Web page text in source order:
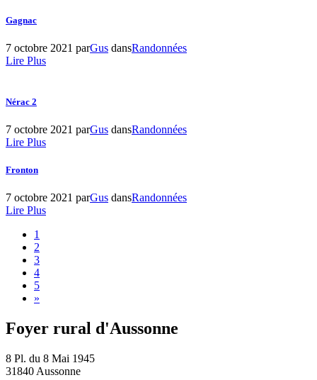
Gagnac
7 octobre 2021 parGus dansRandonnées
Lire Plus
Nérac 2
7 octobre 2021 parGus dansRandonnées
Lire Plus
Fronton
7 octobre 2021 parGus dansRandonnées
Lire Plus
1
2
3
4
5
»
Foyer rural d'Aussonne
8 Pl. du 8 Mai 1945
31840 Aussonne